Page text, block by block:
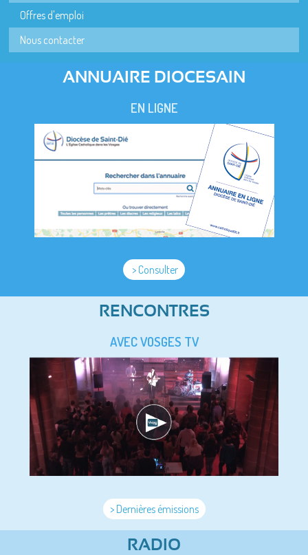
Offres d'emploi
Nous contacter
ANNUAIRE DIOCESAIN
EN LIGNE
> Consulter
RENCONTRES
AVEC VOSGES TV
> Dernières émissions
RADIO